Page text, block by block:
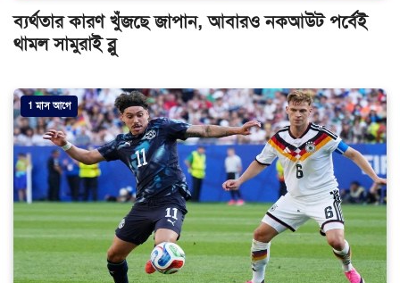
ব্যর্থতার কারণ খুঁজছে জাপান, আবারও নকআউট পর্বেই
থামল সামুরাই ব্লু
1 মাস আগে